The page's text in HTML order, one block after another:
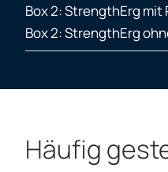
Box 2: StrengthErg mit
Box 2: StrengthErg
Häufig